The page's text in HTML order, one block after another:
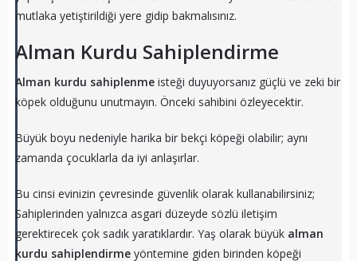
mutlaka yetiştirildiği yere gidip bakmalısınız.
Alman Kurdu Sahiplendirme
Alman kurdu sahiplenme isteği duyuyorsanız güçlü ve zeki bir
köpek olduğunu unutmayın. Önceki sahibini özleyecektir.
Büyük boyu nedeniyle harika bir bekçi köpeği olabilir; aynı
zamanda çocuklarla da iyi anlaşırlar.
Bu cinsi evinizin çevresinde güvenlik olarak kullanabilirsiniz;
Sahiplerinden yalnızca asgari düzeyde sözlü iletişim
gerektirecek çok sadık yaratıklardır. Yaş olarak büyük alman
kurdu sahiplendirme yöntemine giden birinden köpeği